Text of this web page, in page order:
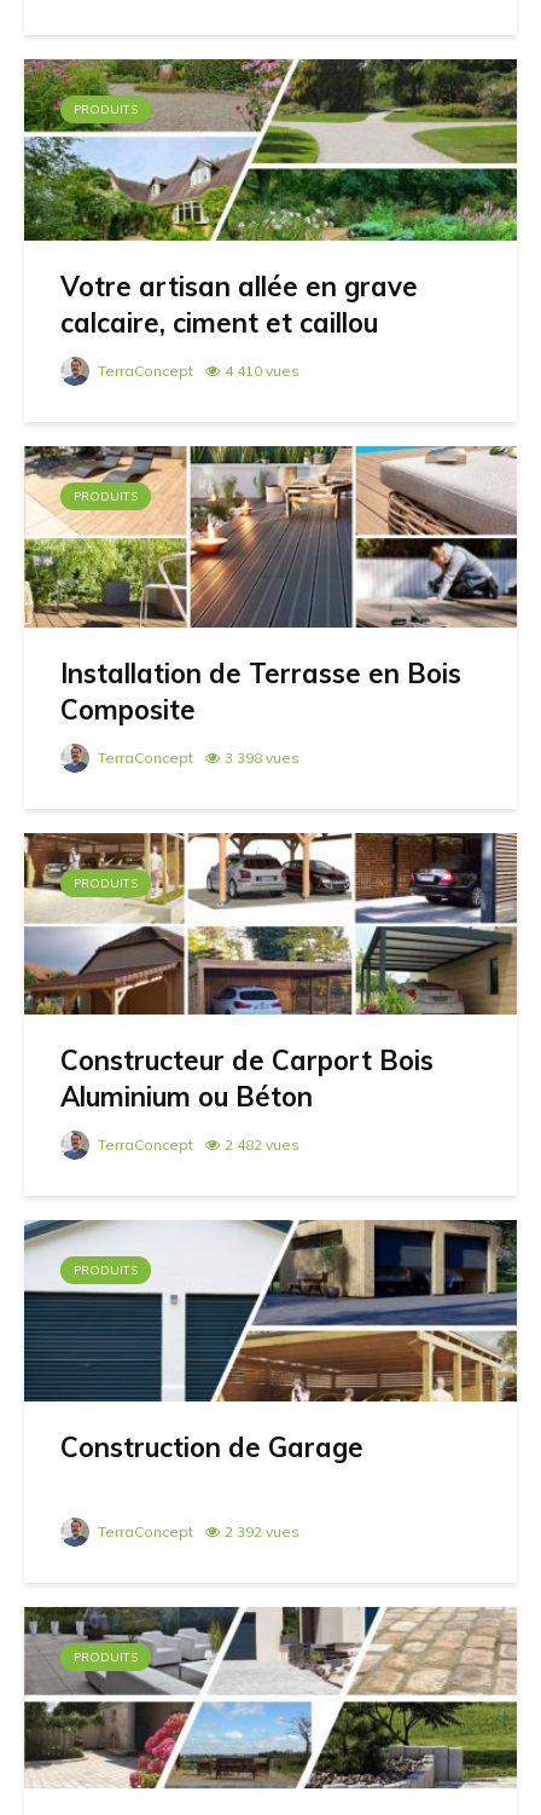
PRODUITS
Votre artisan allée en grave
calcaire, ciment et caillou
TerraConcept 4 410 vues
PRODUITS
Installation de Terrasse en Bois
Composite
TerraConcept 3 398 vues
PRODUITS
Constructeur de Carport Bois
Aluminium ou Béton
TerraConcept 2 482 vues
PRODUITS
Construction de Garage
TerraConcept 2 392 vues
PRODUITS